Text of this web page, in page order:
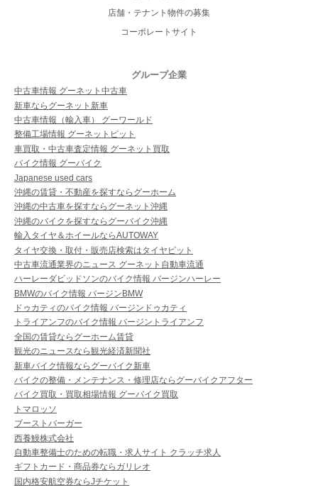
店舗・テナント物件の募集
コーポレートサイト
グループ企業
中古車情報 グーネット中古車
新車ならグーネット新車
中古車情報（輸入車） グーワールド
整備工場情報 グーネットピット
車買取・中古車査定情報 グーネット買取
バイク情報 グーバイク
Japanese used cars
沖縄の賃貸・不動産を探すならグーホーム
沖縄の中古車を探すならグーネット沖縄
沖縄のバイクを探すならグーバイク沖縄
輸入タイヤ＆ホイールならAUTOWAY
タイヤ交換・取付・販売店検索はタイヤピット
中古車流通業界のニュース グーネット自動車流通
ハーレーダビッドソンのバイク情報 バージンハーレー
BMWのバイク情報 バージンBMW
ドゥカティのバイク情報 バージンドゥカティ
トライアンフのバイク情報 バージントライアンフ
全国の賃貸ならグーホーム賃貸
観光のニュースなら観光経済新聞社
新車バイク情報ならグーバイク新車
バイクの整備・メンテナンス・修理店ならグーバイクアフター
バイク買取・買取相場情報 グーバイク買取
トマロッソ
ブーストバーガー
西養鰻株式会社
自動車整備士のための転職・求人サイト クラッチ求人
ギフトカード・商品券ならガリレオ
国内格安航空券ならJチケット